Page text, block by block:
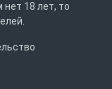
18 лет, то